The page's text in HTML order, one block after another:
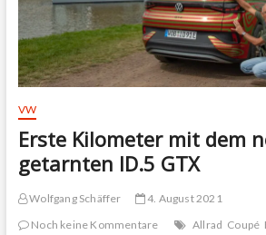
VW
Erste Kilometer mit dem
getarnten ID.5 GTX
Wolfgang Schäffer
4. August 2021
Noch keine Kommentare
Allrad Coupé